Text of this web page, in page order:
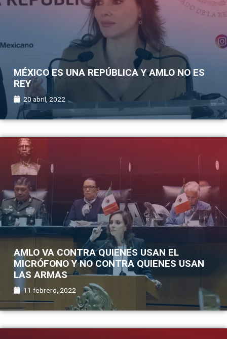
MÉXICO ES UNA REPÚBLICA Y AMLO NO ES
REY
20 abril, 2022
AMLO VA CONTRA QUIENES USAN EL
MICRÓFONO Y NO CONTRA QUIENES USAN
LAS ARMAS
11 febrero, 2022